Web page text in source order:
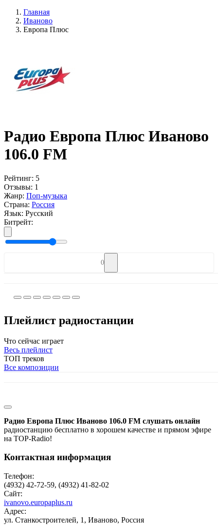
Главная
Иваново
Европа Плюс
Радио Европа Плюс Иваново
106.0 FM
Рейтинг: 5
Отзывы: 1
Жанр: Поп-музыка
Страна: Россия
Язык: Русский
Битрейт:
0
Плейлист радиостанции
Что сейчас играет
Весь плейлист
ТОП треков
Все композиции
Радио Европа Плюс Иваново 106.0 FM слушать онлайн
радиостанцию бесплатно в хорошем качестве и прямом эфире
на TOP-Radio!
Контактная информация
Телефон:
(4932) 42-72-59, (4932) 41-82-02
Сайт:
ivanovo.europaplus.ru
Адрес:
ул. Станкостроителей, 1, Иваново, Россия